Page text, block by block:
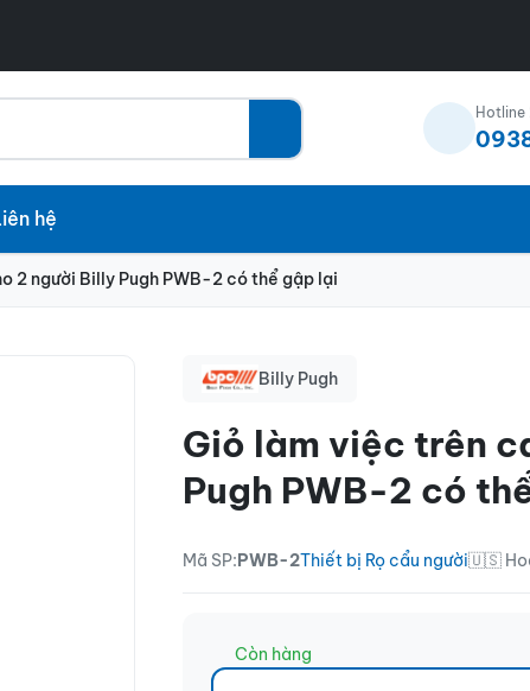
hệ
2 người Billy Pugh PWB-2 có thể gập lại
Billy Pugh
Giỏ làm việc trên
Pugh PWB-2 có
Mã SP:PWB-2Thiết bị Rọ cẩu người🇺🇸
Còn hàng